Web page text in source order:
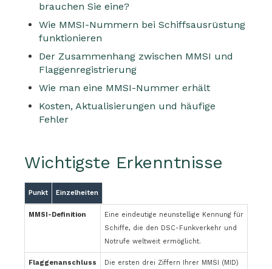
brauchen Sie eine?
Wie MMSI-Nummern bei Schiffsausrüstung
funktionieren
Der Zusammenhang zwischen MMSI und
Flaggenregistrierung
Wie man eine MMSI-Nummer erhält
Kosten, Aktualisierungen und häufige
Fehler
Wichtigste Erkenntnisse
Punkt Einzelheiten
MMSI-Definition
Eine eindeutige neunstellige Kennung für
Schiffe, die den DSC-Funkverkehr und
Notrufe weltweit ermöglicht.
Flaggenanschluss
Die ersten drei Ziffern Ihrer MMSI (MID)